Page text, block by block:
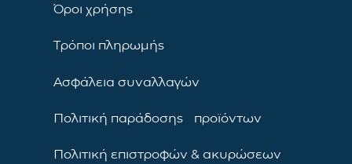
Όροι χρήσης
Τρόποι πληρωμής
Ασφάλεια συναλλαγών
Πολιτική παράδοσης προϊόντων
Πολιτική επιστροφών & ακυρώσεων